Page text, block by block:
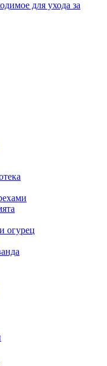
огурец